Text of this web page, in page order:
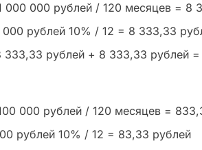
000 000 рублей / 120 месяцев = 8
000 рублей 10% / 12 = 8 333,33
333,33 рублей + 8 333,33 рублей =
000 рублей / 120 месяцев =
рублей 10% / 12 = 83,33 рублей